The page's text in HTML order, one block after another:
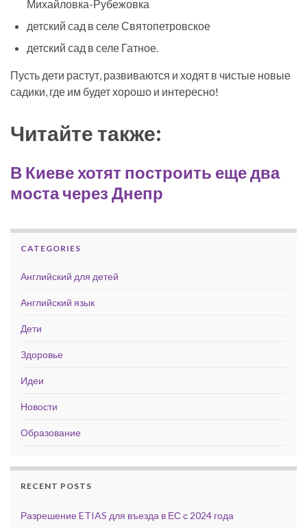
Михайловка-Рубежовка
детский сад в селе Святопетровское
детский сад в селе Гатное.
Пусть дети растут, развиваются и ходят в чистые новые
садики, где им будет хорошо и интересно!
Читайте также:
В Киеве хотят построить еще два
моста через Днепр
CATEGORIES
Английский для детей
Английский язык
Дети
Здоровье
Идеи
Новости
Образование
RECENT POSTS
Разрешение ETIAS для въезда в ЕС с 2024 года